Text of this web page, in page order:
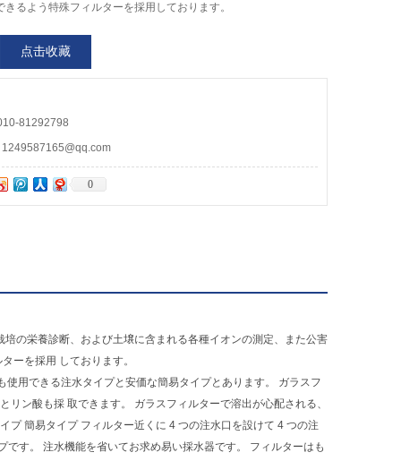
るよう特殊フィルターを採用しております。
点击收藏
81292798
0
の栄養診断、および土壌に含まれる各種イオンの測定、また公害
ーを採用 しております。
用できる注水タイプと安価な簡易タイプとあります。 ガラスフ
ン酸も採 取できます。 ガラスフィルターで溶出が心配される、
プ 簡易タイプ フィルター近くに 4 つの注水口を設けて 4 つの注
す。 注水機能を省いてお求め易い採水器です。 フィルターはも